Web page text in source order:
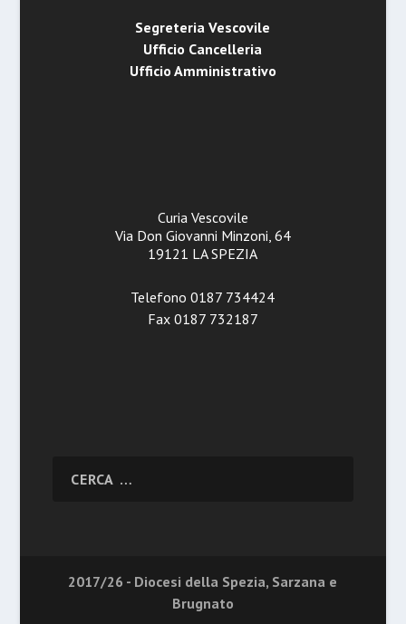
Segreteria Vescovile
Ufficio Cancelleria
Ufficio Amministrativo
Curia Vescovile
Via Don Giovanni Minzoni, 64
19121 LA SPEZIA
Telefono 0187 734424
Fax 0187 732187
2017/26 - Diocesi della Spezia, Sarzana e
Brugnato